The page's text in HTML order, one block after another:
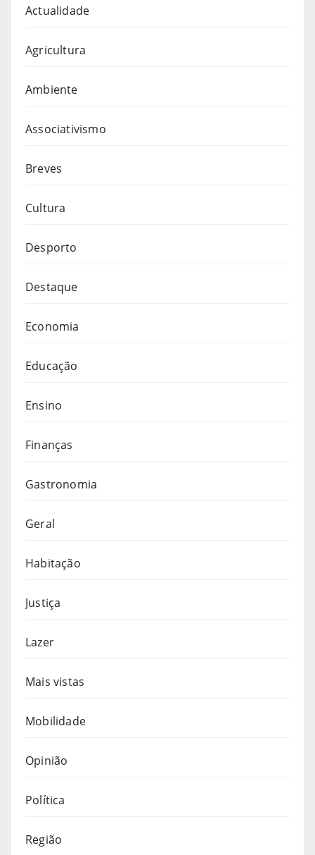
Actualidade
Agricultura
Ambiente
Associativismo
Breves
Cultura
Desporto
Destaque
Economia
Educação
Ensino
Finanças
Gastronomia
Geral
Habitação
Justiça
Lazer
Mais vistas
Mobilidade
Opinião
Política
Região